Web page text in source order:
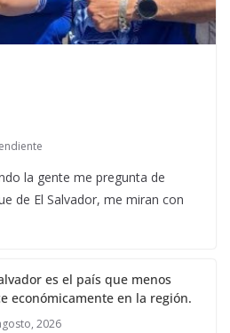
la gente me pregunta de
de El Salvador, me miran con
es el país que menos
económicamente en la región.
2026